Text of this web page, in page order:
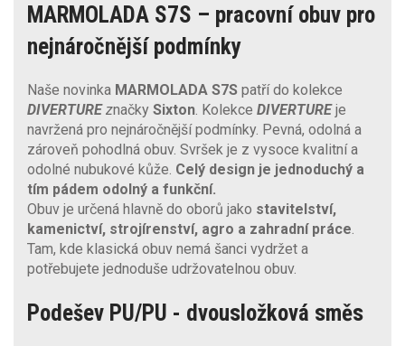
MARMOLADA S7S – pracovní obuv pro
nejnáročnější podmínky
Naše novinka MARMOLADA S7S patří do kolekce
DIVERTUREznačky Sixton . Kolekce DIVERTURE je
navržená pro nejnáročnější podmínky. Pevná, odolná a
zároveň pohodlná obuv. Svršek je z vysoce kvalitní a
odolné nubukové kůže. Celý design je jednoduchý a
tím pádem odolný a funkční.
Obuv je určená hlavně do oborů jako stavitelství,
kamenictví, strojírenství, agro a zahradní práce
Tam, kde klasická obuv nemá šanci vydržet a
potřebujete jednoduše udržovatelnou obuv.
Podešev PU/PU - dvousložková směs